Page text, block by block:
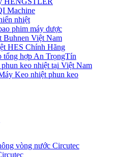
Machine
nhiệt
phim máy dược
Buhnen Việt Nam
HES Chính Hãng
tổng hợp An TrọngTín
keo nhiệt tại Việt Nam
Keo nhiệt phun keo
vòng nước Circutec